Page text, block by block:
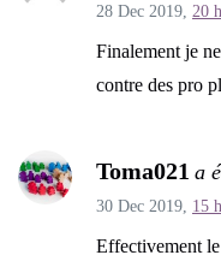
28 Dec 2019, 20
Finalement je
contre des pro
Toma021 a
30 Dec 2019, 15
Effectivement